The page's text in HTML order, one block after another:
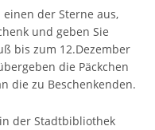
der Sterne aus,
und geben Sie
bis zum 12.Dezember
die Päckchen
die zu Beschenkenden.
der Stadtbibliothek